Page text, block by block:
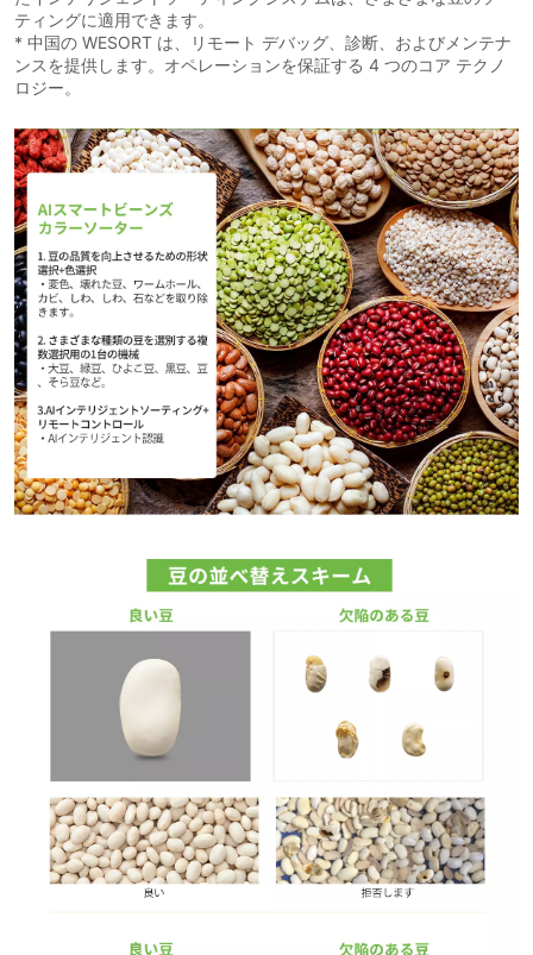
ティングに適用できます。
* 中国の WESORT は、リモート デバッグ、診断、およびメンテナ
ンスを提供します。オペレーションを保証する 4 つのコア テクノ
ロジー。